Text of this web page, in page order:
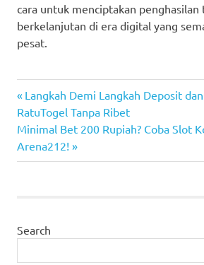
cara untuk menciptakan penghasilan
berkelanjutan di era digital yang
pesat.
Post
navigation
Previous
Post:
Langkah Demi Langkah Deposit
RatuTogel Tanpa Ribet
Next
Post:
Minimal Bet 200 Rupiah? Coba Slot
Arena212!
Search